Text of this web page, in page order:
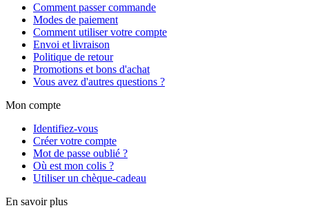
Comment passer commande
Modes de paiement
Comment utiliser votre compte
Envoi et livraison
Politique de retour
Promotions et bons d'achat
Vous avez d'autres questions ?
Mon compte
Identifiez-vous
Créer votre compte
Mot de passe oublié ?
Où est mon colis ?
Utiliser un chèque-cadeau
En savoir plus